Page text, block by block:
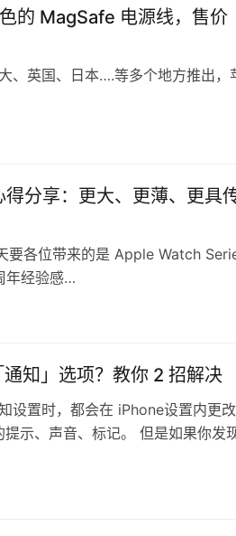
的 MagSafe 电源线，售价
、英国、日本….等多个地方推出，
分享：更大、更薄、更具
各位带来的是 Apple Watch
年经验感…
知」选项？教你 2 招解决
设置时，都会在 iPhone设置内更
示、声音、标记。 但是如果你发